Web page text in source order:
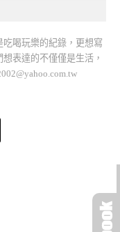
喝玩樂的紀錄，更想寫
表達的不僅僅是生活，